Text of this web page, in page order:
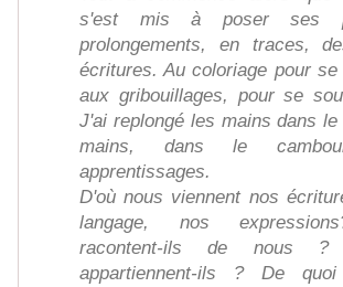
s'est mis à poser ses
prolongements, en traces,
écritures. Au coloriage pour se
aux gribouillages, pour se
J'ai replongé les mains dans le
mains, dans le
apprentissages.
D'où nous viennent nos
langage, nos
racontent-ils de nous
appartiennent-ils ? De